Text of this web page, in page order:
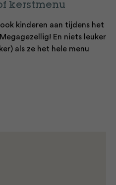
kerstmenu
kinderen aan tijdens het
En niets leuker
als ze het hele menu